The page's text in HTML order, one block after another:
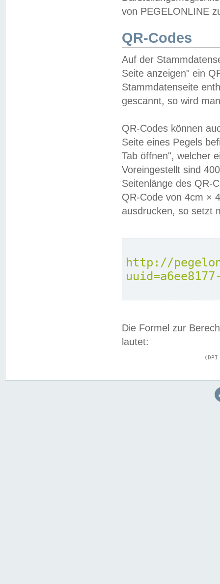
von PEGELONLINE
QR-Codes
Auf der
Seite anzeigen" ein
Stammdatenseite
gescannt, so wird
QR-Codes können
Seite eines Pegels
Tab öffnen", welcher
Voreingestellt sind
Seitenlänge des QR-
QR-Code von 4cm ×
ausdrucken, so setzt
http://
Die Formel zur
lautet: